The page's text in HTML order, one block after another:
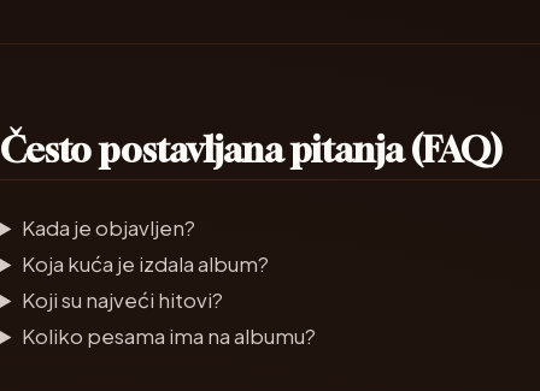
Često postavljana pitanja (FAQ)
Kada je objavljen?
Koja kuća je izdala album?
Koji su najveći hitovi?
Koliko pesama ima na albumu?